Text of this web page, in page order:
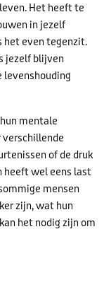
Het heeft te
in jezelf
het even tegenzit.
jezelf blijven
levenshouding
mentale
verschillende
of de druk
heeft wel eens last
mensen
zijn, wat hun
het nodig zijn om